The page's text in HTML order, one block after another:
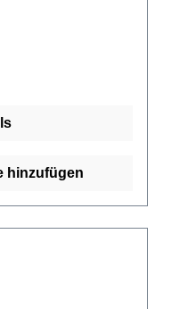
des Herstellers
hinzufügen